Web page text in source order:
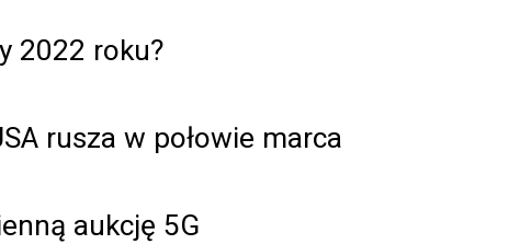
2022 roku?
rusza w połowie marca
aukcję 5G